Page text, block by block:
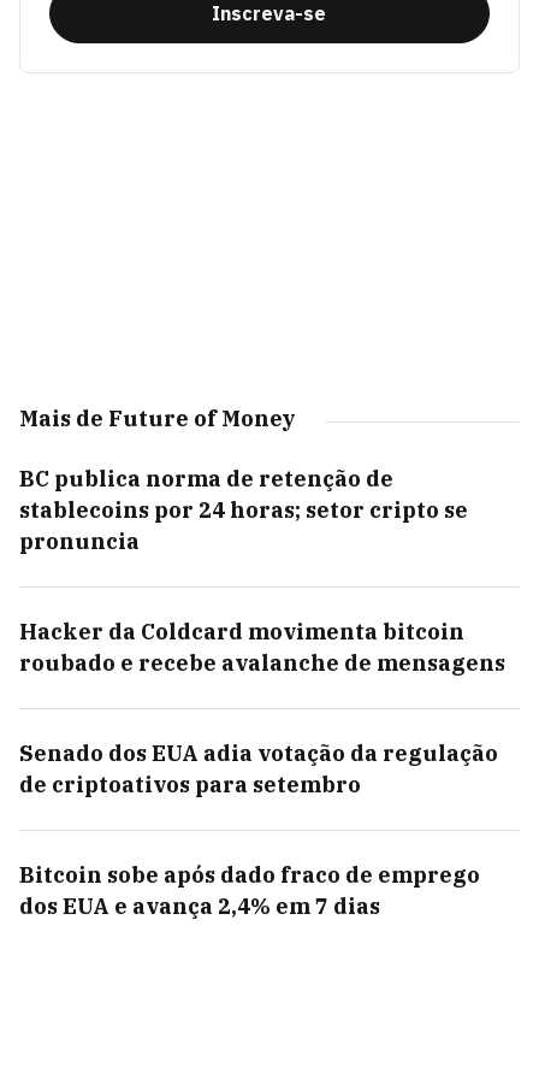
Inscreva-se
Mais de Future of Money
BC publica norma de retenção de
stablecoins por 24 horas; setor cripto se
pronuncia
Hacker da Coldcard movimenta bitcoin
roubado e recebe avalanche de mensagens
Senado dos EUA adia votação da regulação
de criptoativos para setembro
Bitcoin sobe após dado fraco de emprego
dos EUA e avança 2,4% em 7 dias